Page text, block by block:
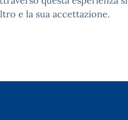
e la sua accettazione.